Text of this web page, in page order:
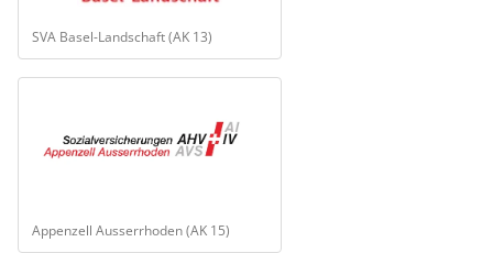
SVA Basel-Landschaft (AK 13)
Appenzell Ausserrhoden (AK 15)